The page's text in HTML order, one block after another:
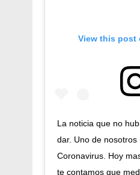
View this post
La noticia que no
dar. Uno de
Coronavirus. Hoy
te contamos que